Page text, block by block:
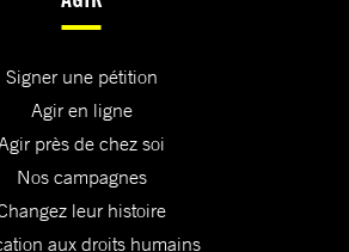
Signer une pétition
Agir en ligne
près de chez soi
Nos campagnes
leur histoire
aux droits humains